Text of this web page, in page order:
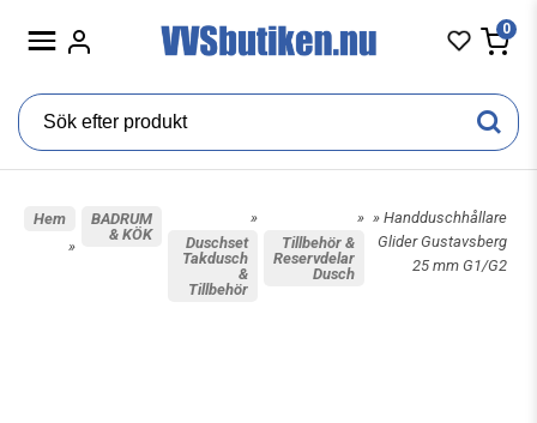
0
Hem
»
BADRUM
& KÖK
»
Duschset
Takdusch
&
Tillbehör
»
Tillbehör &
Reservdelar
Dusch
» Handduschhållare
Glider Gustavsberg
25 mm G1/G2